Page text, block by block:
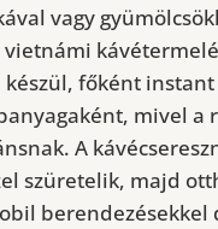
vagy
főként instant
mivel a
A
szüretelik, majd
berendezésekkel